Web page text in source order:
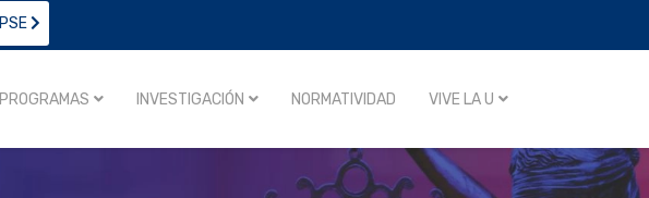
PSE
PROGRAMAS INVESTIGACIÓN NORMATIVIDAD VIVE LA U